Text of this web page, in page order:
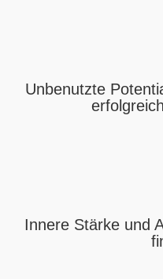
Unbenutzte
Innere Stärke und